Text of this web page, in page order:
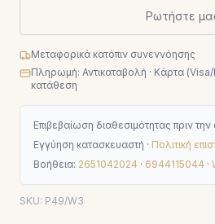
Ρωτήστε
Μεταφορικά κατόπιν συνεννόησης
Πληρωμή: Αντικαταβολή · Κάρτα
κατάθεση
Επιβεβαίωση διαθεσιμότητας πριν
Εγγύηση κατασκευαστή · Πολιτική
Βοήθεια: 2651042024 · 6944115044 ·
SKU: P49/W3